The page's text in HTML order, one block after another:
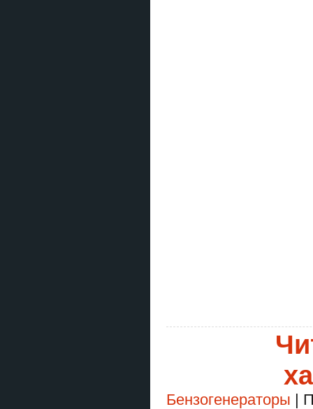
Бензогенераторы |